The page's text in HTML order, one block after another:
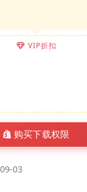
VIP折扣
购买下载权限
03